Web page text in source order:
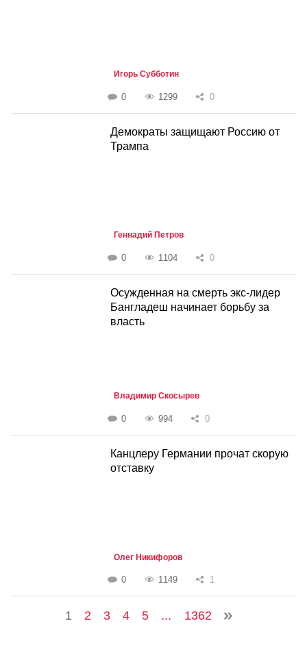
Игорь Субботин
0 1299 0
Демократы защищают Россию от
Трампа
Геннадий Петров
0 1104 0
Осужденная на смерть экс-лидер
Бангладеш начинает борьбу за
власть
Владимир Скосырев
0 994 0
Канцлеру Германии прочат скорую
отставку
Олег Никифоров
0 1149 1
1 2 3 4 5 ... 1362